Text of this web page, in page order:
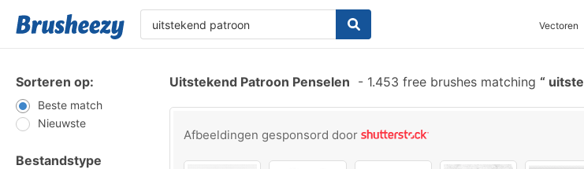
Vectoren
Sorteren op:
Beste match
Nieuwste
Bestandstype
Uitstekend Patroon Penselen - 1.453 free brushes matching
Afbeeldingen gesponsord door